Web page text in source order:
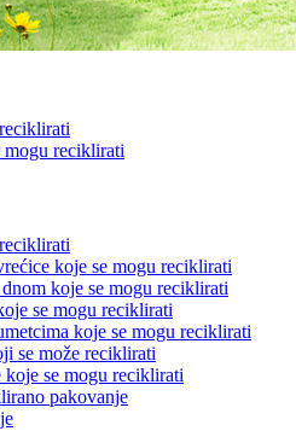
mogu reciklirati
koje se mogu reciklirati
koje se mogu reciklirati
se mogu reciklirati
koje se mogu reciklirati
se može reciklirati
koje se mogu reciklirati
pakovanje